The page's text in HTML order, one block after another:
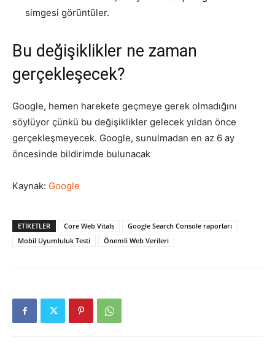
simgesi görüntüler.
Bu değişiklikler ne zaman
gerçekleşecek?
Google, hemen harekete geçmeye gerek olmadığını
söylüyor çünkü bu değişiklikler gelecek yıldan önce
gerçekleşmeyecek. Google, sunulmadan en az 6 ay
öncesinde bildirimde bulunacak
Kaynak: Google
ETIKETLER Core Web Vitals
Google Search Console raporları
Mobil Uyumluluk Testi
Önemli Web Verileri